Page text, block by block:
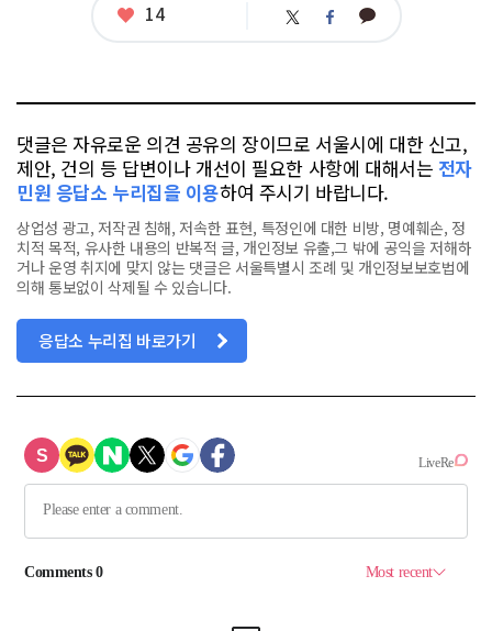
좋
14 트 페 카
댓글은 자유로운 의견 공유의 장이므로 서울시에 대한 신고,
제안, 건의 등 답변이나 개선이 필요한 사항에 대해서는 전자
민원 응답소 누리집을 이용하여 주시기 바랍니다.
상업성 광고, 저작권 침해, 저속한 표현, 특정인에 대한 비방, 명예훼손, 정
치적 목적, 유사한 내용의 반복적 글, 개인정보 유출,그 밖에 공익을 저해하
거나 운영 취지에 맞지 않는 댓글은 서울특별시 조례 및 개인정보보호법에
의해 통보없이 삭제될 수 있습니다.
응답소 누리집 바로가기